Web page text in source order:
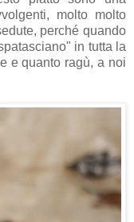
molto molto
perché quando
in tutta la
e quanto ragù, a noi